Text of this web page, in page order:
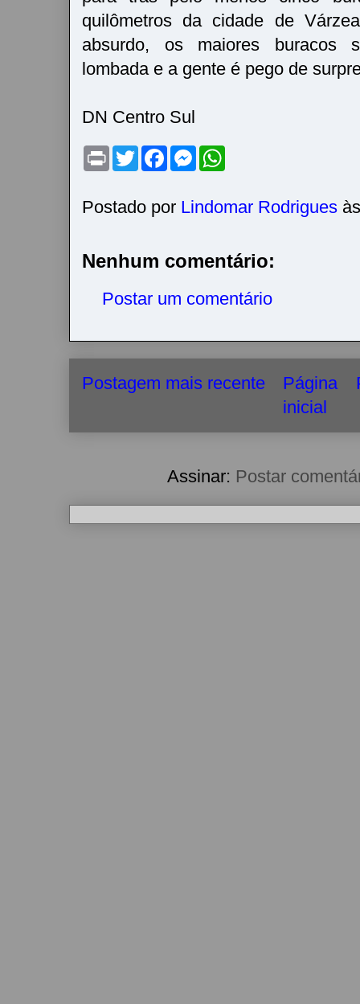
quilômetros da cidade de
absurdo, os maiores buracos
lombada e a gente é pego de
DN Centro Sul
P
t
T
w
t
e
F
a
b
o
M
e
e
n
r
s
A
Postado por Lindomar Rodrigues
Nenhum comentário:
Postar um comentário
Postagem mais recente
Página
inicial
Assinar: Postar